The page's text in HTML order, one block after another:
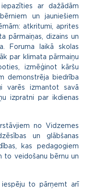
ar dažādām
un jauniešiem
atkritumi, aprites
pārmaiņas, dizains un
Foruma laikā skolas
par klimata pārmaiņu
izmēģinot kāršu
demonstrēja biedrība
varēs izmantot savā
izpratni par ikdienas
no Vidzemes
un glābšanas
kas pedagogiem
to veidošanu bērnu un
to pārņemt arī